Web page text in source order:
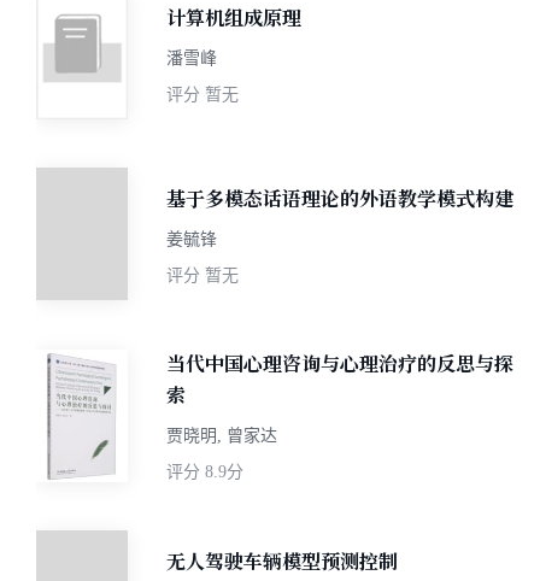
计算机组成原理
潘雪峰
评分 暂无
基于多模态话语理论的外语教学模式构建
姜毓锋
评分 暂无
当代中国心理咨询与心理治疗的反思与探
索
贾晓明, 曾家达
评分 8.9分
无人驾驶车辆模型预测控制